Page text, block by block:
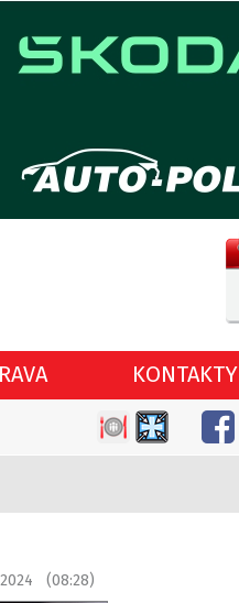
KONTAKTY
(08:28)